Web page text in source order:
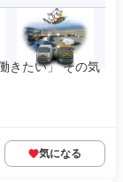
きたい」 その気
気になる